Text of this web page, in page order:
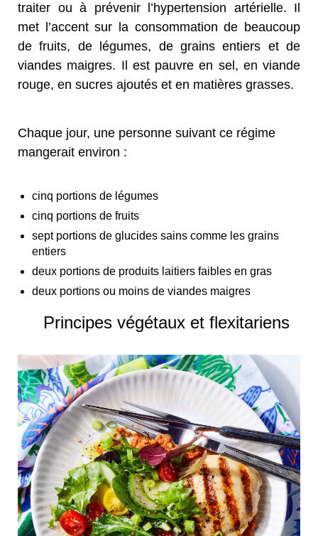
traiter ou à prévenir l’hypertension artérielle. Il
met l’accent sur la consommation de beaucoup
de fruits, de légumes, de grains entiers et de
viandes maigres. Il est pauvre en sel, en viande
rouge, en sucres ajoutés et en matières grasses.
Chaque jour, une personne suivant ce régime
mangerait environ :
cinq portions de légumes
cinq portions de fruits
sept portions de glucides sains comme les grains
entiers
deux portions de produits laitiers faibles en gras
deux portions ou moins de viandes maigres
Principes végétaux et flexitariens